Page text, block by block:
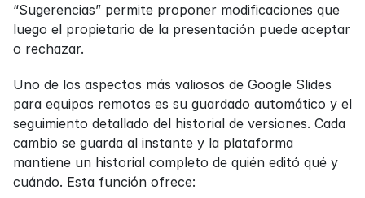
“Sugerencias” permite proponer modificaciones que
luego el propietario de la presentación puede aceptar
o rechazar.
Uno de los aspectos más valiosos de Google Slides
para equipos remotos es su guardado automático y el
seguimiento detallado del historial de versiones. Cada
cambio se guarda al instante y la plataforma
mantiene un historial completo de quién editó qué y
cuándo. Esta función ofrece: